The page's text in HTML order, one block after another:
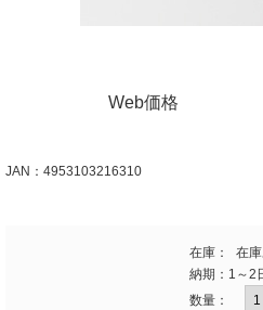
Web価格
JAN：4953103216310
在庫：
在庫
納期： 1～2
数量：